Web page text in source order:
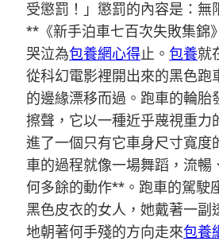
受懲罰！」懲罰的內容是：無
**《新手泊車七百次失敗集錦
哭泣為包養網心得止。 包養就
從科幻電影裡開出來的黑色跑
的邊緣漂移而過。跑車的輪胎
擦聲，它以一種近乎蔑視重力
進了一個只有它車身尺寸寬度
車的過程就像一場舞蹈，流暢
何多餘的動作**。跑車的駕駛
黑色皮衣的女人，她戴著一副
地朝著何手殘的方向走來包養